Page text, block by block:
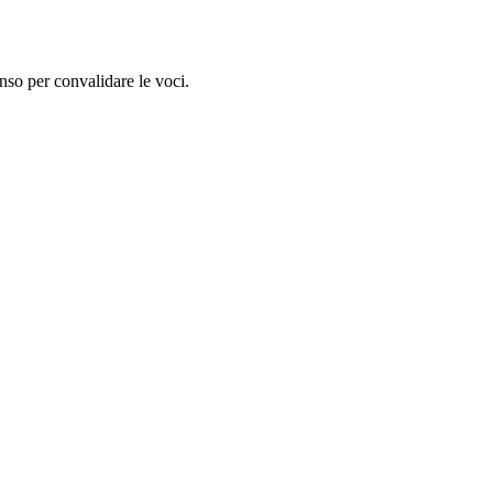
per convalidare le voci.